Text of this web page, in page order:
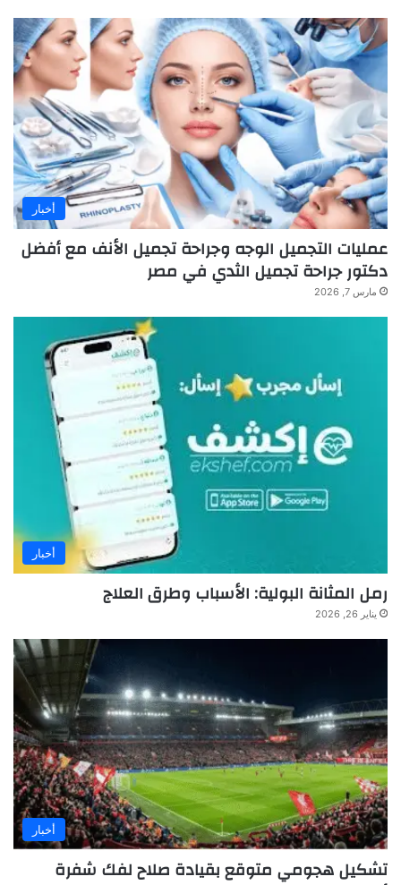
أخبار
عمليات التجميل الوجه وجراحة تجميل الأنف مع أفضل
دكتور جراحة تجميل الثدي في مصر
مارس 7, 2026
أخبار
رمل المثانة البولية: الأسباب وطرق العلاج
يناير 26, 2026
أخبار
تشكيل هجومي متوقع بقيادة صلاح لفك شفرة